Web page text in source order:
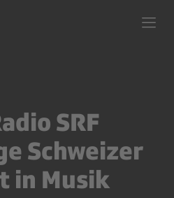
SRF
Schweizer
in Musik